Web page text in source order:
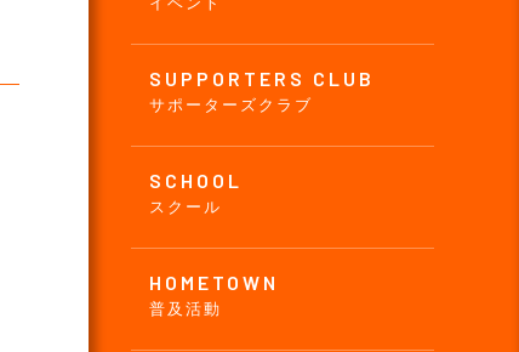
SUPPORTERS CLUB
サポーターズクラブ
SCHOOL
スクール
HOMETOWN
普及活動